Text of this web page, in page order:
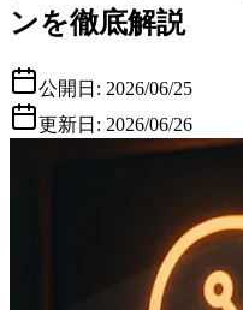
ンを徹底解説
公開日: 2026/06/25
更新日: 2026/06/26